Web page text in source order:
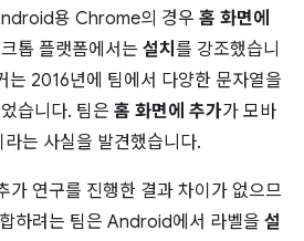
용 Chrome의 경우 홈 화면에
톱 플랫폼에서는 설치 를 강조했습니
는 2016년에 팀에서 다양한 문자열을
습니다. 팀은 홈 화면에 추가가 모바
는 사실을 발견했습니다.
가 연구를 진행한 결과 차이가 없으므
하려는 팀은 Android에서 라벨을 설